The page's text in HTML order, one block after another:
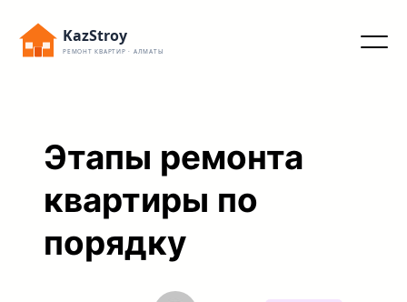
Перейти
KazStroy
РЕМОНТ КВАРТИР · АЛМАТЫ
Этапы ремонта
квартиры по
порядку